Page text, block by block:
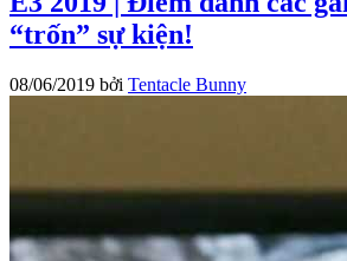
“trốn” sự kiện!
08/06/2019 bởi Tentacle Bunny